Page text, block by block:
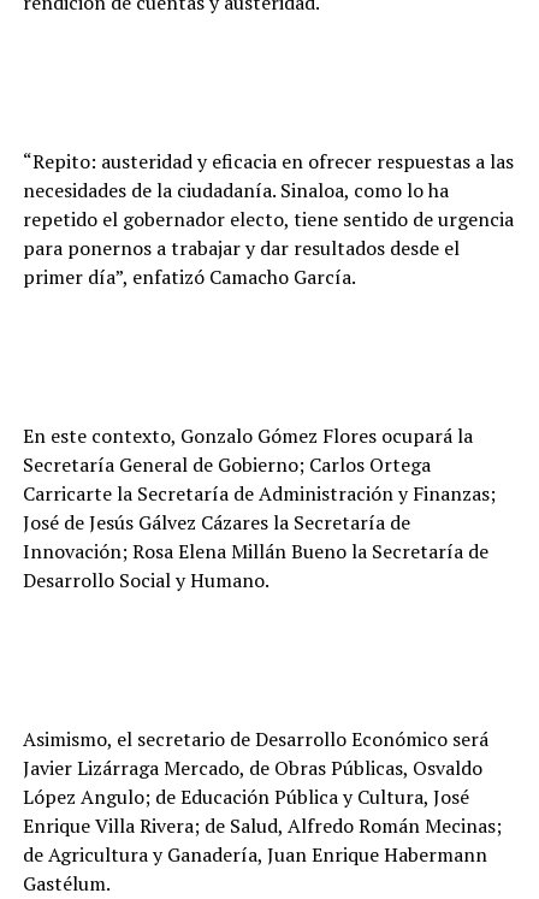
“Repito: austeridad y eficacia en ofrecer respuestas a las
necesidades de la ciudadanía. Sinaloa, como lo ha
repetido el gobernador electo, tiene sentido de urgencia
para ponernos a trabajar y dar resultados desde el
primer día”, enfatizó Camacho García.
En este contexto, Gonzalo Gómez Flores ocupará la
Secretaría General de Gobierno; Carlos Ortega
Carricarte la Secretaría de Administración y Finanzas;
José de Jesús Gálvez Cázares la Secretaría de
Innovación; Rosa Elena Millán Bueno la Secretaría de
Desarrollo Social y Humano.
Asimismo, el secretario de Desarrollo Económico será
Javier Lizárraga Mercado, de Obras Públicas, Osvaldo
López Angulo; de Educación Pública y Cultura, José
Enrique Villa Rivera; de Salud, Alfredo Román Mecinas;
de Agricultura y Ganadería, Juan Enrique Habermann
Gastélum.